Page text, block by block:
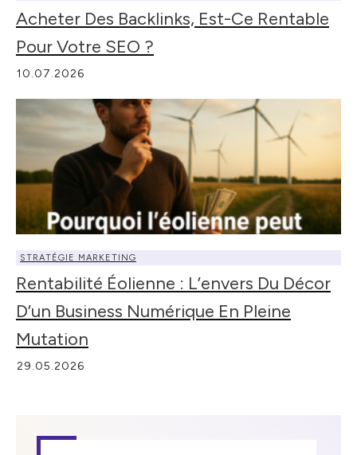
Acheter Des Backlinks, Est-Ce Rentable
Pour Votre SEO ?
10.07.2026
STRATÉGIE MARKETING
Rentabilité Éolienne : L’envers Du Décor
D’un Business Numérique En Pleine
Mutation
29.05.2026